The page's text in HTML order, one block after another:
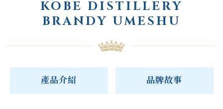
KOBE DISTILLERY
BRANDY UMESHU
產品介紹 品牌故事